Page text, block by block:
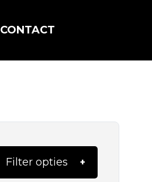
CONTACT
Filter opties